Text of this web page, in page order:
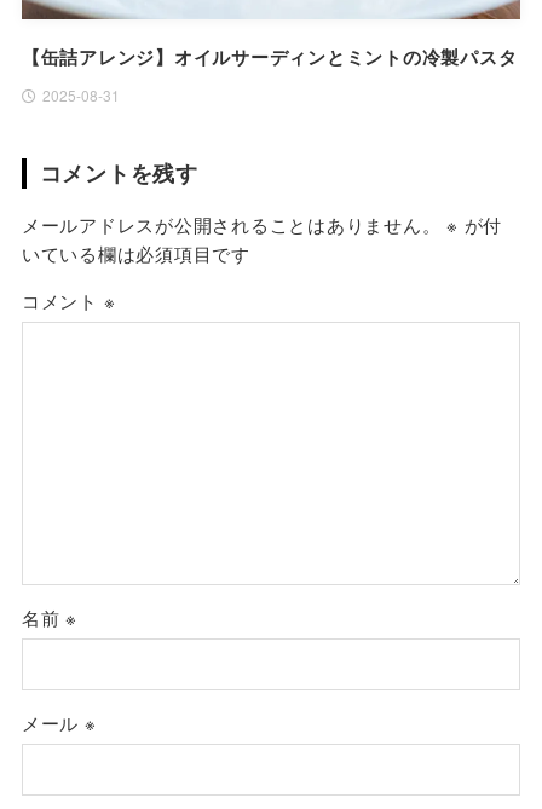
【缶詰アレンジ】オイルサーディンとミントの冷製パスタ
2025-08-31
コメントを残す
メールアドレスが公開されることはありません。 ※ が付
いている欄は必須項目です
コメント ※
名前※
メール ※